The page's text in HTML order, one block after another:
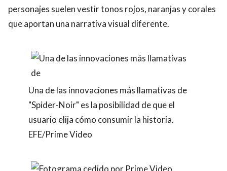
personajes suelen vestir tonos rojos, naranjas y corales
que aportan una narrativa visual diferente.
Una de las innovaciones más llamativas de
"Spider-Noir" es la posibilidad de que el
usuario elija cómo consumir la historia.
EFE/Prime Video